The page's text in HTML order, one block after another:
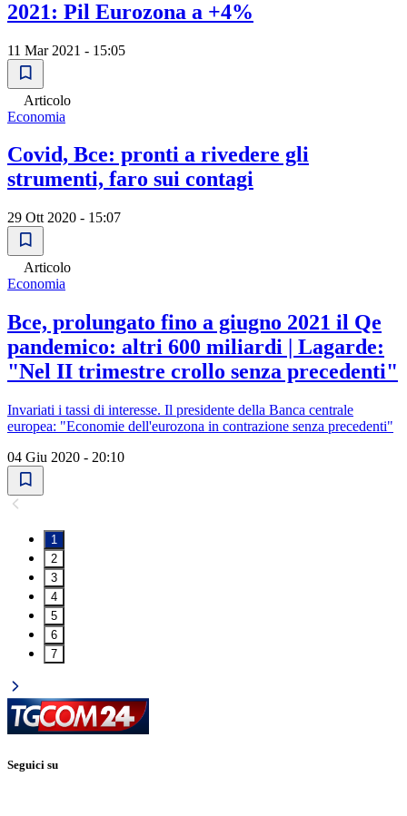
2021: Pil Eurozona a +4%
11 Mar 2021 - 15:05
Articolo
Economia
Covid, Bce: pronti a rivedere gli
strumenti, faro sui contagi
29 Ott 2020 - 15:07
Articolo
Economia
Bce, prolungato fino a giugno 2021 il Qe
pandemico: altri 600 miliardi | Lagarde:
"Nel II trimestre crollo senza precedenti"
Invariati i tassi di interesse. Il presidente della Banca centrale
europea: "Economie dell'eurozona in contrazione senza precedenti"
04 Giu 2020 - 20:10
1
2
3
4
5
6
7
Seguici su